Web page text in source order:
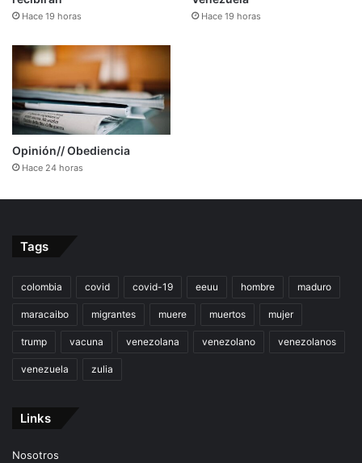
Hace 19 horas Hace 19 horas
Opinión// Obediencia
Hace 24 horas
Tags
colombia covid covid-19 eeuu hombre maduro
maracaibo migrantes muere muertos mujer
trump vacuna venezolana venezolano venezolanos
venezuela zulia
Links
Nosotros